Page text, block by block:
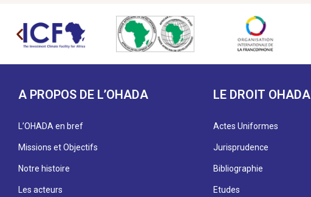
A PROPOS DE L’OHADA
L’OHADA en bref
Missions et Objectifs
Notre histoire
Les acteurs
LE DROIT OHADA
Actes Uniformes
Jurisprudence
Bibliographie
Etudes